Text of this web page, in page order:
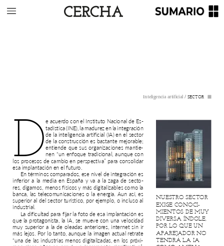
Inteligencia artificial / SECTOR
De acuerdo con el Instituto Nacional de Es-
tadística(INE), lamadurezen laintegración
de la inteligencia artificial (IA) en el sector
de la construcción es bastante mejorable;
entiende que sus organizaciones mantie-
nen “un enfoque tradicional, aunque con
los procesos de cambio en perspectiva” para consolidar
esa implantación en el futuro.
En términos comparados, ese nivel de integración es
inferior a la media en España y va a la zaga de secto-
res, digamos, menos físicos y más digitalizables como la
banca, las telecomunicaciones o la energía. Aun así, es
superior al del sector turístico, por ejemplo, o incluso al
industrial.
La dificultad para fijar la foto de esa implantación es
que la protagonista, la IA, se mueve con una velocidad
muy superior a la de oleadas anteriores, internet sin ir
más lejos. Por lo tanto, aunque la imagen actual retrate
“una de las industrias menos digitalizadas, en los próxi-
NUESTRO SECTOR
EXIGE CONOCI-
MIENTOS DE MUY
DIVERSA ÍNDOLE,
POR LO QUE UN
APAREJADOR NO
TENDRÁ LA IA